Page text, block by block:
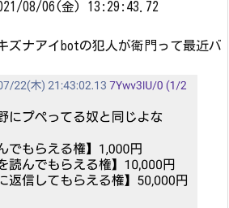
08/06(金) 13:29:43.72
ズナアイbotの犯人が衛門って最近バ